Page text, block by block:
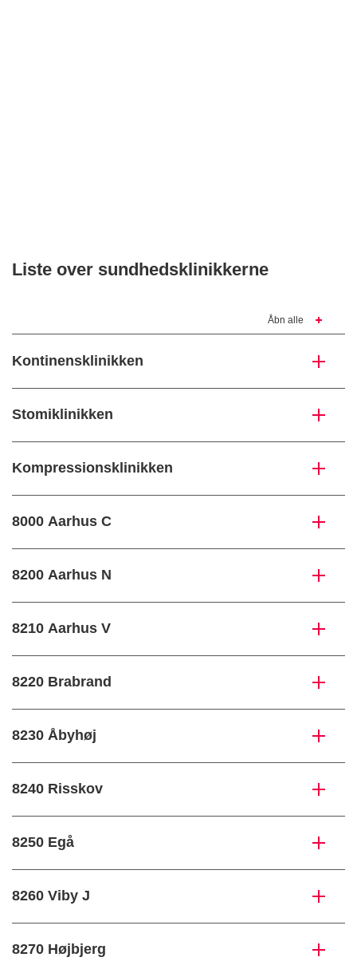
Liste over sundhedsklinikkerne
Åbn alle
Kontinensklinikken
Stomiklinikken
Kompressionsklinikken
8000 Aarhus C
8200 Aarhus N
8210 Aarhus V
8220 Brabrand
8230 Åbyhøj
8240 Risskov
8250 Egå
8260 Viby J
8270 Højbjerg